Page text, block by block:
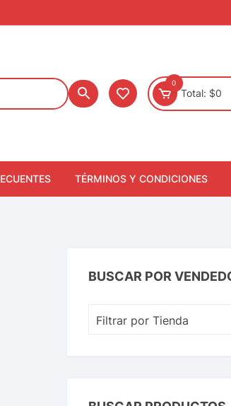
0
Total: $0
TÉRMINOS Y CONDICIONES
BUSCAR POR
Filtrar por Tienda